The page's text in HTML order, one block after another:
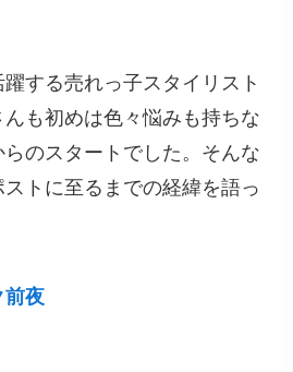
する売れっ子スタイリスト
も初めは色々悩みも持ちな
のスタートでした。そんな
トに至るまでの経緯を語っ
前夜